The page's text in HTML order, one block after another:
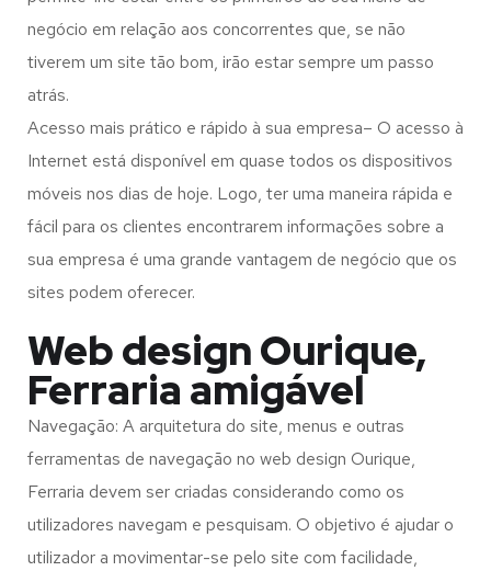
negócio em relação aos concorrentes que, se não
tiverem um site tão bom, irão estar sempre um passo
atrás.
Acesso mais prático e rápido à sua empresa– O acesso à
Internet está disponível em quase todos os dispositivos
móveis nos dias de hoje. Logo, ter uma maneira rápida e
fácil para os clientes encontrarem informações sobre a
sua empresa é uma grande vantagem de negócio que os
sites podem oferecer.
Web design Ourique,
Ferraria amigável
Navegação: A arquitetura do site, menus e outras
ferramentas de navegação no web design Ourique,
Ferraria devem ser criadas considerando como os
utilizadores navegam e pesquisam. O objetivo é ajudar o
utilizador a movimentar-se pelo site com facilidade,